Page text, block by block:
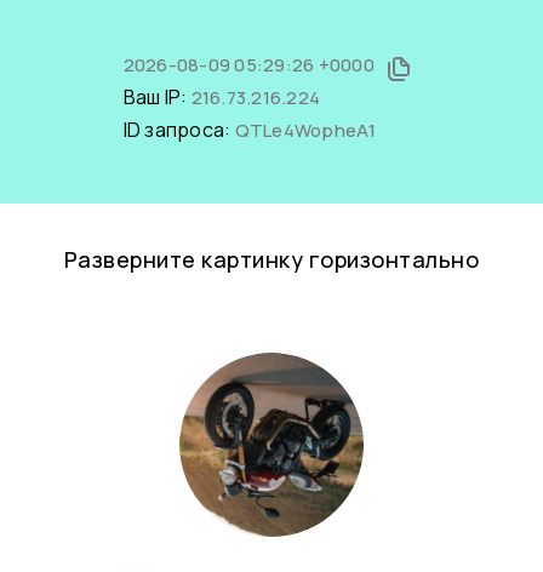
2026-08-09 05:29:26 +0000
Ваш IP: 216.73.216.224
ID запроса: QTLe4WopheA1
Разверните картинку горизонтально